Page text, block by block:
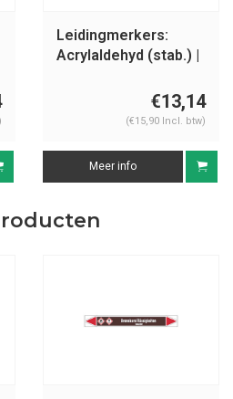
Leidingmerkers:
Acrylaldehyd (stab.) |
€13,14
(€15,90 Incl. btw)
Meer info